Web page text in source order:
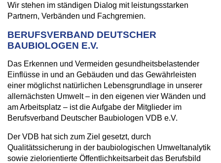
Wir stehen im ständigen Dialog mit leistungsstarken
Partnern, Verbänden und Fachgremien.
BERUFSVERBAND DEUTSCHER
BAUBIOLOGEN E.V.
Das Erkennen und Vermeiden gesundheitsbelastender
Einflüsse in und an Gebäuden und das Gewährleisten
einer möglichst natürlichen Lebensgrundlage in unserer
allernächsten Umwelt – in den eigenen vier Wänden und
am Arbeitsplatz – ist die Aufgabe der Mitglieder im
Berufsverband Deutscher Baubiologen VDB e.V.
Der VDB hat sich zum Ziel gesetzt, durch
Qualitätssicherung in der baubiologischen Umweltanalytik
sowie zielorientierte Öffentlichkeitsarbeit das Berufsbild